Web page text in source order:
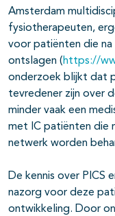
Amsterdam
fysiotherapeuten,
voor patiënten die na
ontslagen ( https://
onderzoek blijkt dat
tevredener zijn over
minder vaak een
met IC patiënten die
netwerk worden
De kennis over PICS
nazorg voor deze
ontwikkeling. Door